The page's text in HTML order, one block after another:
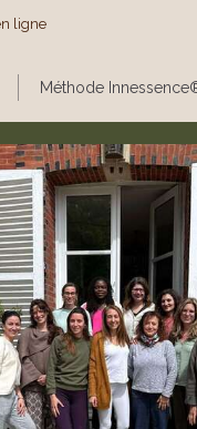
ligne
Méthode